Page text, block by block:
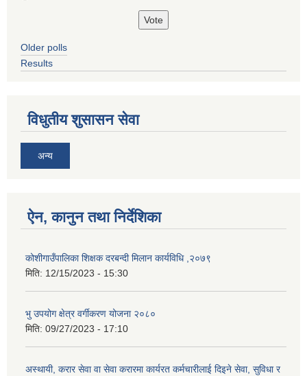
Older polls
Results
विधुतीय शुसासन सेवा
अन्य
ऐन, कानुन तथा निर्देशिका
कोशीगाउँपालिका शिक्षक दरबन्दी मिलान कार्यविधि ,२०७९
मिति: 12/15/2023 - 15:30
भु उपयोग क्षेत्र वर्गीकरण योजना २०८०
मिति: 09/27/2023 - 17:10
अस्थायी, करार सेवा वा सेवा करारमा कार्यरत कर्मचारीलाई दिइने सेवा, सुविधा र